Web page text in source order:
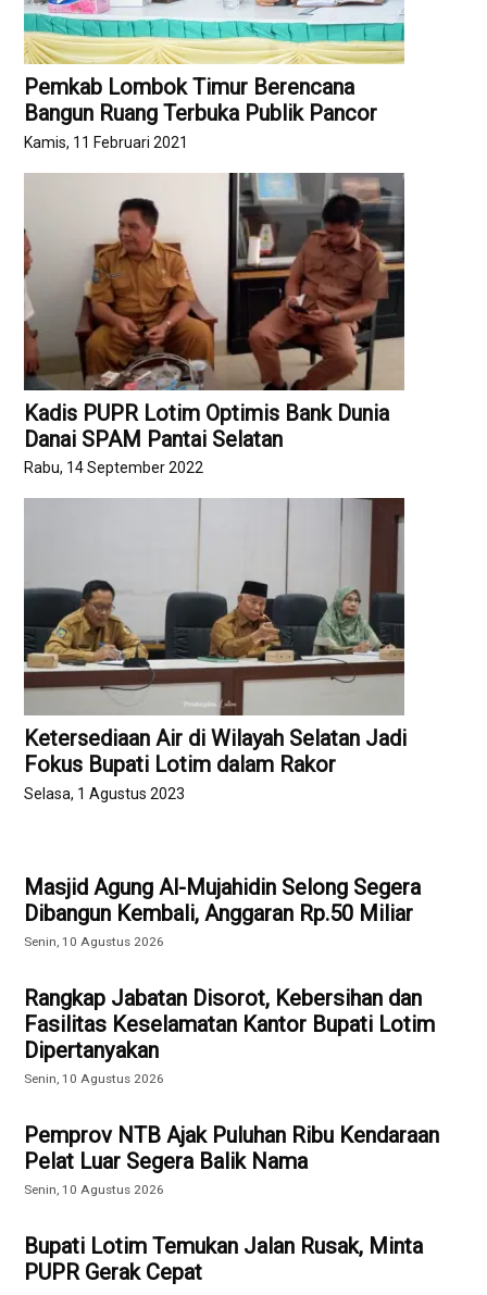
Pemkab Lombok Timur Berencana
Bangun Ruang Terbuka Publik Pancor
Kamis, 11 Februari 2021
Kadis PUPR Lotim Optimis Bank Dunia
Danai SPAM Pantai Selatan
Rabu, 14 September 2022
Ketersediaan Air di Wilayah Selatan Jadi
Fokus Bupati Lotim dalam Rakor
Selasa, 1 Agustus 2023
Masjid Agung Al-Mujahidin Selong Segera
Dibangun Kembali, Anggaran Rp.50 Miliar
Senin, 10 Agustus 2026
Rangkap Jabatan Disorot, Kebersihan dan
Fasilitas Keselamatan Kantor Bupati Lotim
Dipertanyakan
Senin, 10 Agustus 2026
Pemprov NTB Ajak Puluhan Ribu Kendaraan
Pelat Luar Segera Balik Nama
Senin, 10 Agustus 2026
Bupati Lotim Temukan Jalan Rusak, Minta
PUPR Gerak Cepat